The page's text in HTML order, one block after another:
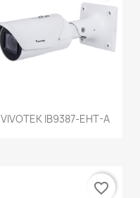
VIVOTEK IB9387-EHT-A
favorite_border